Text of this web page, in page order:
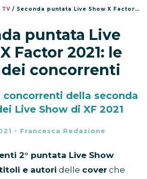
TV / Seconda puntata Live Show X Factor 2021: le cover dei concorrenti
puntata Live
Factor 2021: le
concorrenti
concorrenti della seconda
Live Show di XF 2021
- Francesca Redazione
2° puntata Live Show
e autori delle cover che